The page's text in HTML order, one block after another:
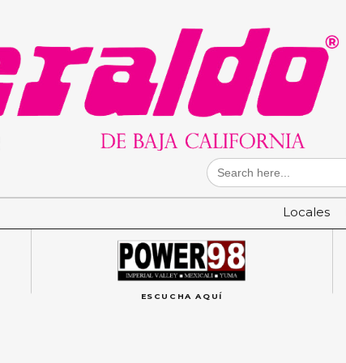
Search
for:
Locales
ESCUCHA AQUÍ